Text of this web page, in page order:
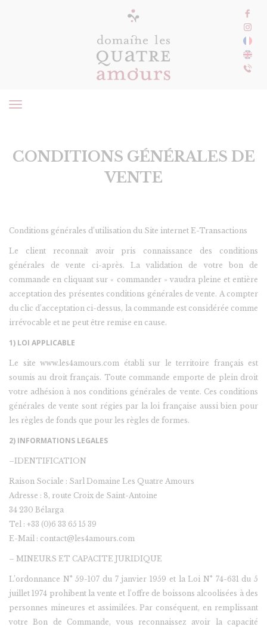
CONDITIONS GÉNÉRALES DE
VENTE
Conditions générales d’utilisation du Site internet E-Transactions
Le client reconnaît avoir pris connaissance des conditions
générales de vente ci-après. La validation de votre bon de
commande en cliquant sur « commander » vaudra pleine et entière
acceptation des présentes conditions générales de vente. A compter
du clic d’acceptation ci-dessus, la commande est considérée comme
irrévocable et ne peut être remise en cause.
1) LOI APPLICABLE
Le site www.les4amours.com établi sur le territoire français est
soumis au droit français. Toute commande emporte de plein droit
votre adhésion à nos conditions générales de vente. Ces conditions
générales de vente sont régies par la loi française aussi bien pour
les règles de fonds que pour les règles de formes.
2) INFORMATIONS LEGALES
–IDENTIFICATION
Raison Sociale : Sarl Domaine Les Quatre Amours
Adresse : 8, route Croix de Saint-Antoine
34 230 Bélarga
Tel : +33 (0)6 33 65 15 39
E-Mail : contact@les4amours.com
– MINEURS ET CAPACITE JURIDIQUE
L’ordonnance N° 59-107 du 7 janvier 1959 et la Loi N° 74-631 du 5
juillet 1974 prohibent la vente et l’offre de boissons alcoolisées à des
personnes mineures et assimilées. Par conséquent, en remplissant
votre Bon de Commande, vous reconnaissez avoir la capacité